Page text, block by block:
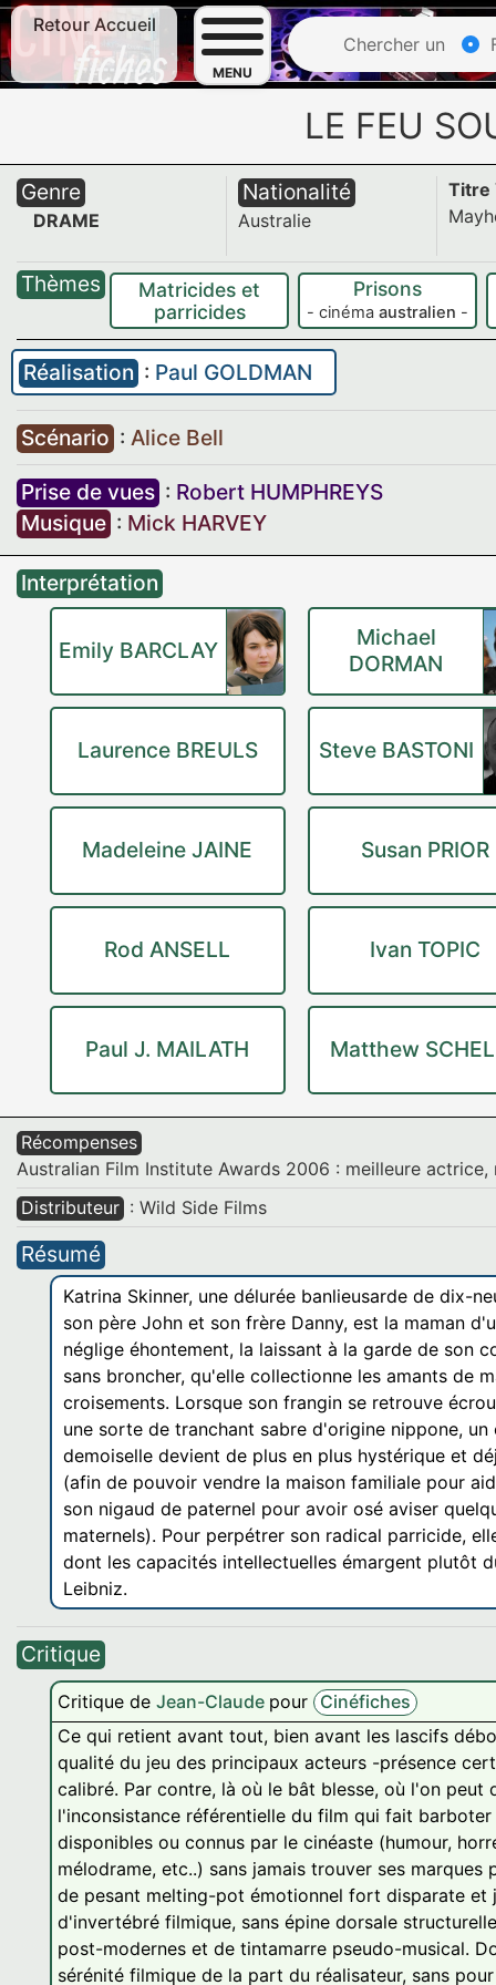
Retour Accueil
MENU
Chercher un
LE FEU
Genre
DRAME
Nationalité
Australie
Titre
Thèmes
Matricides et
parricides
Prisons
- cinéma australien -
Réalisation : Paul GOLDMAN
Scénario : Alice Bell
Prise de vues : Robert HUMPHREYS
Musique : Mick HARVEY
Interprétation
Emily BARCLAY
Michael
DORMAN
Laurence BREULS Steve BASTONI
Madeleine JAINE Susan PRIOR
Rod ANSELL Ivan TOPIC
Paul J. MAILATH Matthew
Récompenses
Australian Film Institute Awards 2006 : meilleure
Distributeur : Wild Side Films
Résumé
Katrina Skinner, une délurée banlieusarde de dix-
son père John et son frère Danny, est la maman
néglige éhontement, la laissant à la garde de son
sans broncher, qu'elle collectionne les amants de
croisements. Lorsque son frangin se retrouve
une sorte de tranchant sabre d'origine nippone,
demoiselle devient de plus en plus hystérique et
(afin de pouvoir vendre la maison familiale pour
son nigaud de paternel pour avoir osé aviser
maternels). Pour perpétrer son radical parricide,
dont les capacités intellectuelles émargent plutôt
Leibniz.
Critique
Critique de Jean-Claude pour Cinéfiches
Ce qui retient avant tout, bien avant les lascifs
qualité du jeu des principaux acteurs -présence
calibré. Par contre, là où le bât blesse, où l'on
l'inconsistance référentielle du film qui fait
disponibles ou connus par le cinéaste (humour,
mélodrame, etc..) sans jamais trouver ses
de pesant melting-pot émotionnel fort disparate et
d'invertébré filmique, sans épine dorsale
post-modernes et de tintamarre pseudo-musical.
sérénité filmique de la part du réalisateur, sans